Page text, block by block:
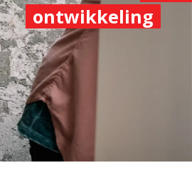
DATALABS
NIEUWS
CONTACT
NEDERLANDS
ontwikkeling